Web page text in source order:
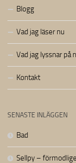
Blogg
Vad jag läser nu
Vad jag lyssnar på
Kontakt
SENASTE INLÄGGEN
Bad
Sellpy –